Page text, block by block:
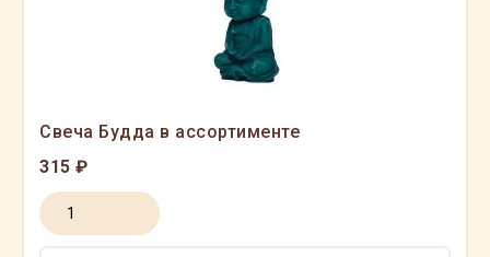
Свеча Будда в ассортименте
315 ₽